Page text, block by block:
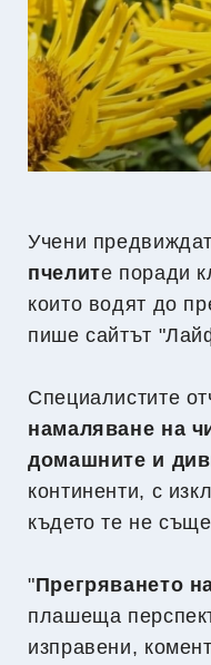
Учени
пчелите поради
които водят до
пише сайтът
Специалистите
намаляване на
домашните и
континенти, с
където те не
"Прегряването
плашеща
изправени,